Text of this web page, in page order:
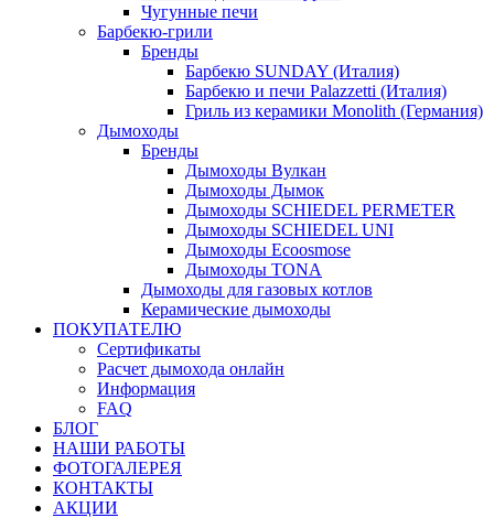
Чугунные печи
Барбекю-грили
Бренды
Барбекю SUNDAY (Италия)
Барбекю и печи Palazzetti (Италия)
Гриль из керамики Monolith (Германия)
Дымоходы
Бренды
Дымоходы Вулкан
Дымоходы Дымок
Дымоходы SCHIEDEL PERMETER
Дымоходы SCHIEDEL UNI
Дымоходы Ecoosmose
Дымоходы TONA
Дымоходы для газовых котлов
Керамические дымоходы
ПОКУПАТЕЛЮ
Сертификаты
Расчет дымохода онлайн
Информация
FAQ
БЛОГ
НАШИ РАБОТЫ
ФОТОГАЛЕРЕЯ
КОНТАКТЫ
АКЦИИ